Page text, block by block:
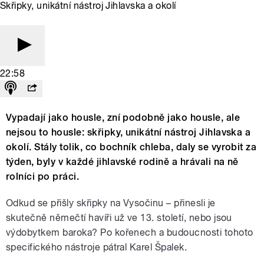
Skřipky, unikátní nástroj Jihlavska a okolí
22:58
Vypadají jako housle, zní podobně jako housle, ale
nejsou to housle: skřipky, unikátní nástroj Jihlavska a
okolí. Stály tolik, co bochník chleba, daly se vyrobit za
týden, byly v každé jihlavské rodině a hrávali na ně
rolníci po práci.
Odkud se přišly skřipky na Vysočinu – přinesli je
skutečně němečtí havíři už ve 13. století, nebo jsou
výdobytkem baroka? Po kořenech a budoucnosti tohoto
specifického nástroje pátral Karel Špalek.